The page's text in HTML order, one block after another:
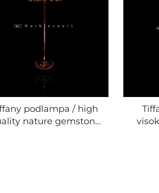
podlampa / high
nature gemstone